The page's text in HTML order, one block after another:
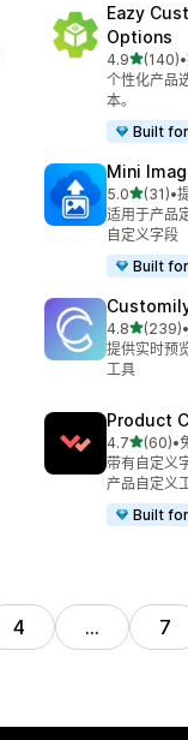
Eazy
Options
4.9星（满
(140)
总共 140 条•
个性化产品
本。
Built
Mini
5.0星（满
(31)
总共 31 条•
适用于产品
自定义字段
Built
4.8星（满
(239)
总共 239 条•
提供实时预
工具
Product
4.7星（满
(60)
总共 60 条•
带有自定义
产品自定义
Built
4 … 7